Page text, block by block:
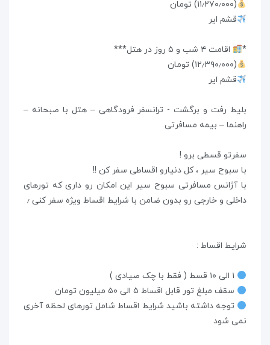
(۱۱٫۲۷۰٫۰۰۰) تومان
قشم ایر
*
اقامت ۴ شب و ۵ روز در هتل***
(۱۲٫۳۹۰٫۰۰۰) تومان
قشم ایر
بلیط رفت و برگشت - ترانسفر فرودگاهی – هتل با صبحانه –
راهنما – بیمه مسافرتی
سفرتو قسطی برو !
با سبوح سیر ، کل دنیارو اقساطی سفر کن !!
با آژانس مسافرتی سبوح سیر این امکان رو داری که تورهای
داخلی و خارجی رو بدون ضامن با شرایط اقساط ویژه سفر کنی ٫
شرایط اقساط :
سقف مبلغ تور قابل اقساط ۵ الی ۵۰ میلیون تومان
توجه داشته باشید شرایط اقساط شامل تورهای لحظه آخری
نمی شود